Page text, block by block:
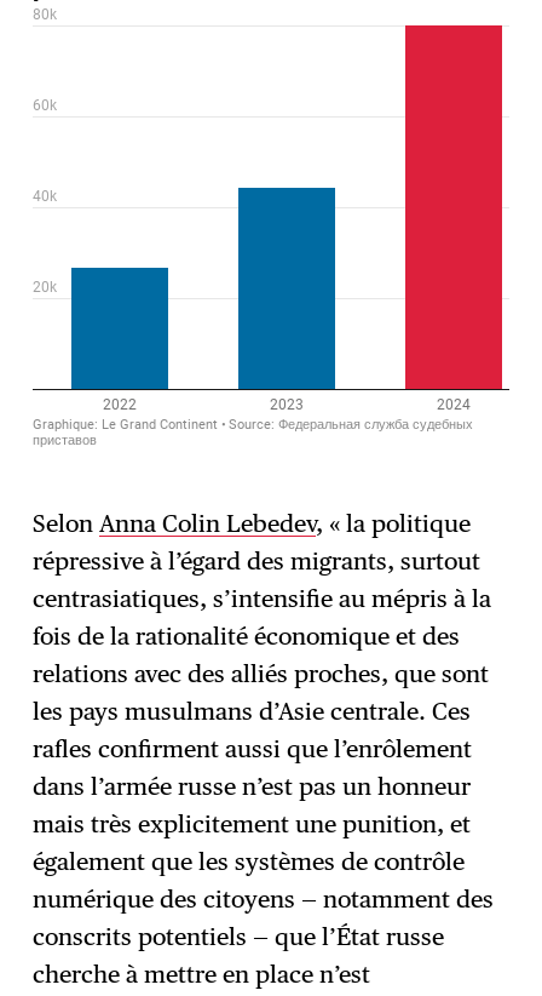
SelonAnna Colin Lebedev, « la politique
répressive à l’égard des migrants, surtout
centrasiatiques, s’intensifie au mépris à la
fois de la rationalité économique et des
relations avec des alliés proches, que sont
les pays musulmans d’Asie centrale. ⁠Ces
rafles confirment aussi que l’enrôlement
dans l’armée russe n’est pas un honneur
mais très explicitement une punition, et
également que les systèmes de contrôle
numérique des citoyens — notamment des
conscrits potentiels — que l’État russe
cherche à mettre en place n’est